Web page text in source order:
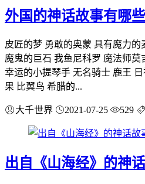
外国的神话故事有哪些
皮匠的梦 勇敢的奥蒙 具有魔力
魔鬼的巨石 我鱼尼科罗 魔法师
幸运的小提琴手 无名骑士 鹿王
果 比翼鸟 希腊的...
大千世界 2021-07-25 529
出自《山海经》的神